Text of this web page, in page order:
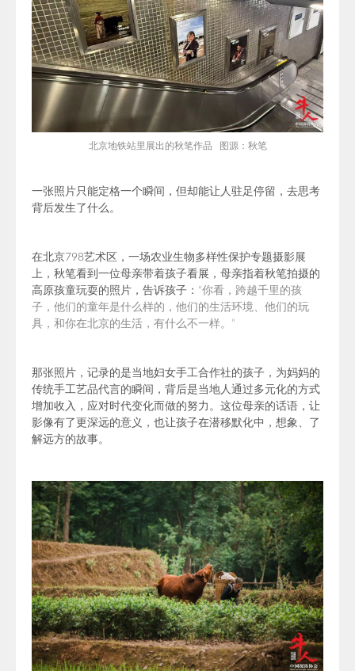
北京地铁站里展出的秋笔作品 图源：秋笔
一张照片只能定格一个瞬间，但却能让人驻足停留，去思考
背后发生了什么。
在北京798艺术区，一场农业生物多样性保护专题摄影展
上，秋笔看到一位母亲带着孩子看展，母亲指着秋笔拍摄的
高原孩童玩耍的照片，告诉孩子： “你看，跨越千里的孩
子，他们的童年是什么样的，他们的生活环境、他们的玩
具，和你在北京的生活，有什么不一样。”
那张照片，记录的是当地妇女手工合作社的孩子，为妈妈的
传统手工艺品代言的瞬间，背后是当地人通过多元化的方式
增加收入，应对时代变化而做的努力。这位母亲的话语，让
影像有了更深远的意义，也让孩子在潜移默化中，想象、了
解远方的故事。